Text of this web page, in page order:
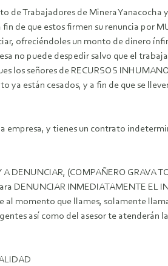
de Trabajadores de Minera
fin de que estos firmen su renuncia
ofreciéndoles un monto de dinero
no puede despedir salvo que el
los señores de RECURSOS
ya están cesados, y a fin de que se
empresa, y tienes un contrato
DENUNCIAR, (COMPAÑERO GRAVA
DENUNCIAR INMEDIATAMENTE EL
al momento que llames, solamente
así como del asesor te atenderán